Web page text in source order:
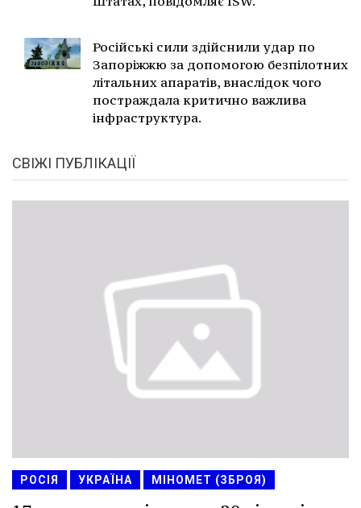
Російські сили здійснили удар по
Запоріжжю за допомогою безпілотних
літальних апаратів, внаслідок чого
постраждала критично важлива
інфраструктура.
СВІЖІ ПУБЛІКАЦІЇ
РОСІЯ УКРАЇНА МІНОМЕТ (ЗБРОЯ)